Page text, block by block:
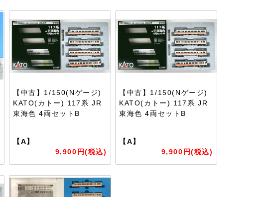
【中古】1/150(Nゲージ)
KATO(カトー) 117系 JR
東海色 4両セットB
【A】
9,900円(税込)
【中古】1/150(Nゲージ)
KATO(カトー) 117系 JR
東海色 4両セットB
【A】
9,900円(税込)